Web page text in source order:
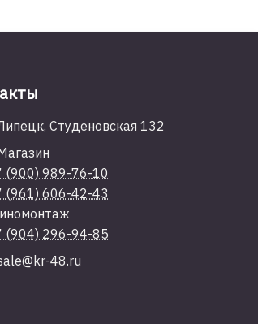
Студеновская 132
(900) 989-76-10
(961) 606-42-43
(904) 296-94-85
48.ru